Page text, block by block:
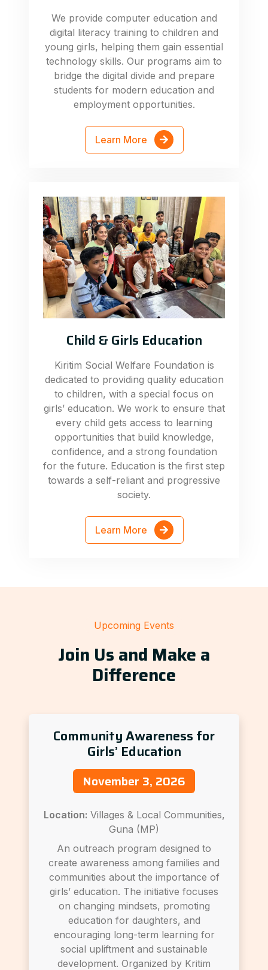
We provide computer education and
digital literacy training to children and
young girls, helping them gain essential
technology skills. Our programs aim to
bridge the digital divide and prepare
students for modern education and
employment opportunities.
Learn More
Child & Girls Education
Kiritim Social Welfare Foundation is
dedicated to providing quality education
to children, with a special focus on
girls’ education. We work to ensure that
every child gets access to learning
opportunities that build knowledge,
confidence, and a strong foundation
for the future. Education is the first step
towards a self-reliant and progressive
society.
Learn More
Upcoming Events
Join Us and Make a
Difference
Community Awareness for
Girls’ Education
November 3, 2026
Location: Villages & Local Communities,
Guna (MP)
An outreach program designed to
create awareness among families and
communities about the importance of
girls’ education. The initiative focuses
on changing mindsets, promoting
education for daughters, and
encouraging long-term learning for
social upliftment and sustainable
development. Organized by Kritim